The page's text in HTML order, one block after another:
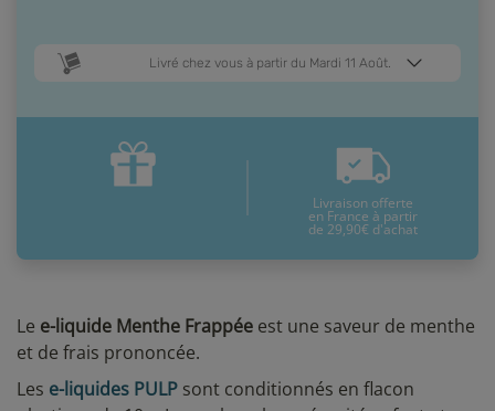
Le e-liquide Menthe Frappée est une saveur de menthe
et de frais prononcée.
Les e-liquides PULP sont conditionnés en flacon
Livré chez vous à partir du Mardi 11 Août.
Jeudi 13 Août Mardi 11 Août
* Pour une livraison en France métropolitaine+ d'infos
Livraison offerte
en France à partir
de 29,90€ d'achat